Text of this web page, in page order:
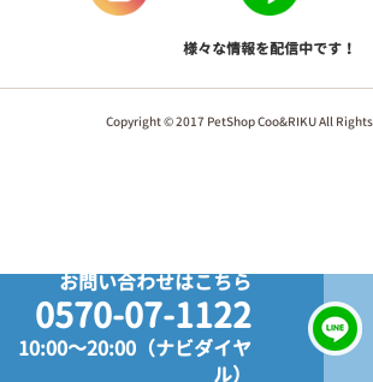
お問い合わせはこちら
0570-07-1122
10:00～20:00（ナビダイヤ
ル）
様々な情報を配信中です！
Copyright © 2017 PetShop Coo&RIKU All